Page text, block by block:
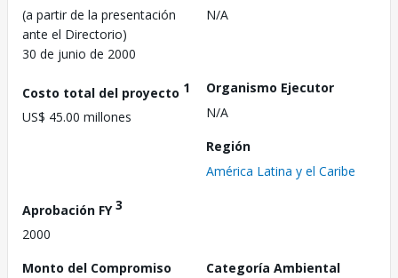
(a partir de la presentación
ante el Directorio)
30 de junio de 2000
N/A
Costo total del proyecto 1
US$ 45.00 millones
Organismo Ejecutor
N/A
Región
América Latina y el Caribe
Aprobación FY3
2000
Monto del Compromiso
Categoría Ambiental